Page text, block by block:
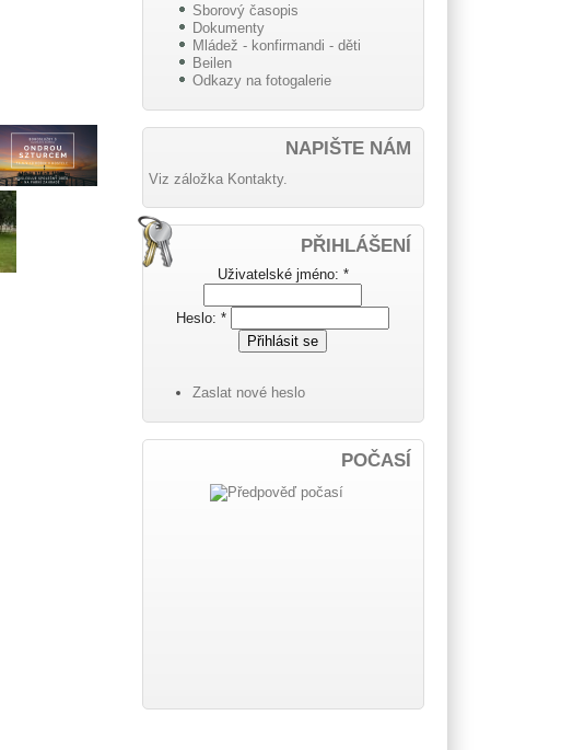
Sborový časopis
Dokumenty
Mládež - konfirmandi - děti
Beilen
Odkazy na fotogalerie
NAPIŠTE NÁM
Viz záložka Kontakty.
PŘIHLÁŠENÍ
Uživatelské jméno: *
Heslo:*
Zaslat nové heslo
POČASÍ